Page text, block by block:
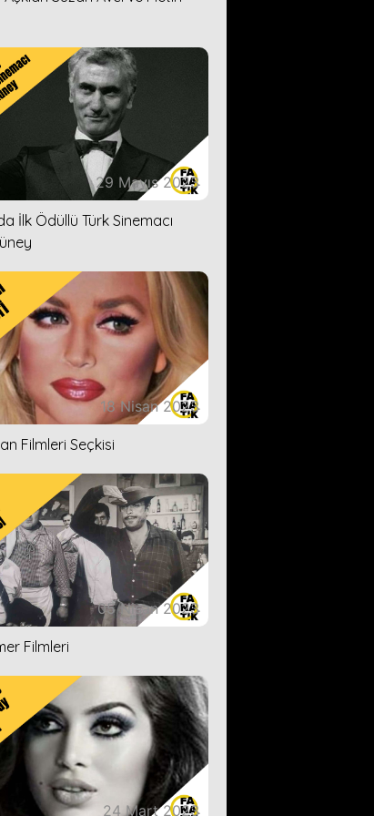
29 Mayıs 2023
İlk Ödüllü Türk Sinemacı
18 Nisan 2023
Filmleri Seçkisi
05 Nisan 2023
Filmleri
24 Mart 2023